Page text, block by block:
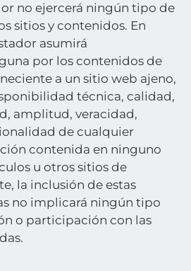
no ejercerá ningún tipo de
sitios y contenidos. En
asumirá
por los contenidos de
a un sitio web ajeno,
técnica, calidad,
amplitud, veracidad,
de cualquier
contenida en ninguno
u otros sitios de
la inclusión de estas
no implicará ningún tipo
o participación con las